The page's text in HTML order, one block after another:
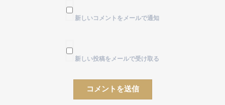
新しいコメントをメールで通知
新しい投稿をメールで受け取る